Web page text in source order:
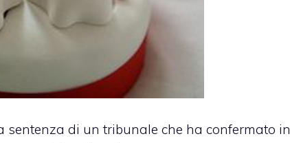
sentenza di un tribunale che ha confermato in